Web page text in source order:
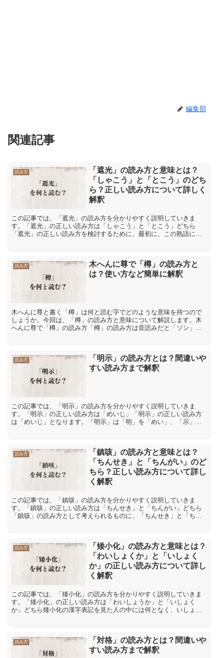
編集部
関連記事
読み方
「遮光」の読み方と意味とは？
「しゃこう」と「とこう」のどち
ら？正しい読み方について詳しく
解釈
この記事では、「遮光」の読み方を分かりやすく説明していきま
す。「遮光」の正しい読み方は「しゃこう」と「とこう」どちら
「遮光」の正しい読み方を検討するために、最初に、この熟語に使
読み方
木へんに尊で「樽」の読み方と
は？使い方など簡単に解釈
木へんに尊と書く「樽」は何と読む字でどのような意味を持つので
しょうか。今回は、「樽」の読み方と意味について解説します。木
へんに尊で「樽」の読み方「樽」の読み方は音読みだと「ソン」、
読み方
「明示」の読み方とは？間違いや
すい読み方まで解釈
この記事では、「明示」の読み方を分かりやすく説明していきま
す。「明示」の正しい読み方は「めいじ」「明示」の正しい読み方
は「めいじ」となります。「明示」は「明」を「めい」、「示」は
読み方
「鎮咳」の読み方と意味とは？
「ちんせき」と「ちんがい」のど
ちら？正しい読み方について詳し
く解釈
この記事では、「鎮咳」の読み方を分かりやすく説明していきま
す。「鎮咳」の正しい読み方は「ちんせき」と「ちんがい」どちら
「鎮咳」の読み方として考えられるものに、「ちんせき」と「ちん
読み方
「矮小化」の読み方と意味とは？
「わいしょくか」と「いしょく
か」の正しい読み方について詳し
く解釈
この記事では、「矮小化」の読み方を分かりやすく説明していきま
す。「矮小化」の正しい読み方は「わいしょうか」と「いしょく
か」どちら矮小化の漢字表記を見た人の中には何となく、いしょく
読み方
「対格」の読み方とは？間違いや
すい読み方まで解釈